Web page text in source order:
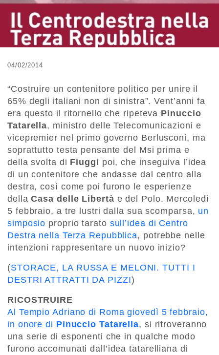
04/02/2014
“Costruire un contenitore politico per unire il
65% degli italiani non di sinistra”. Vent’anni fa
era questo il ritornello che ripeteva Pinuccio
Tatarella, ministro delle Telecomunicazioni e
vicepremier nel primo governo Berlusconi, ma
soprattutto testa pensante del Msi prima e
della svolta di Fiuggi poi, che inseguiva l’idea
di un contenitore che andasse dal centro alla
destra, così come poi furono le esperienze
dellaCasa delle Libertà e del Polo. Mercoledì
5 febbraio, a tre lustri dalla sua scomparsa, un
simposio proprio tarato sull’idea di Centro
Destra nella Terza Repubblica, potrebbe nelle
intenzioni rappresentare un nuovo inizio?
(STORACE, LA RUSSA E MELONI. TUTTI I
DESTRI ATTRATTI DA PIZZI)
RICOSTRUIRE
Al Tempio Adriano di Roma giovedì 5 febbraio,
in onore di Pinuccio Tatarella, si ritroveranno
una serie di esponenti che in qualche modo
furono accomunati dall’idea tatarelliana di